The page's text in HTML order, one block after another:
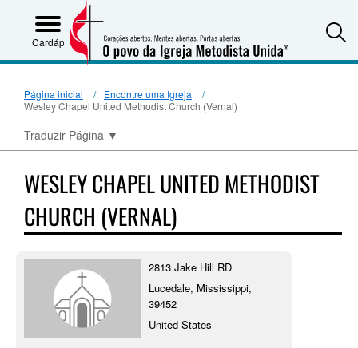
Cardápio
Página inicial
Encontre uma Igreja
Wesley Chapel United Methodist Church (Vernal)
Traduzir Página ▼
WESLEY CHAPEL UNITED METHODIST
CHURCH (VERNAL)
2813 Jake Hill RD
Lucedale, Mississippi,
39452
United States